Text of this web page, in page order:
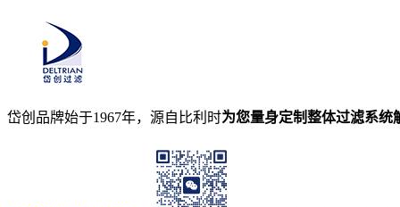
岱创品牌始于1967年，源自比利时为您量身定制整体过滤系统